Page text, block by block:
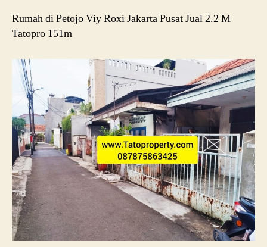
Rumah di Petojo Viy Roxi Jakarta Pusat Jual 2.2 M
Tatopro 151m